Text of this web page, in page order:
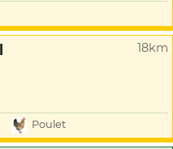
18km
Poulet